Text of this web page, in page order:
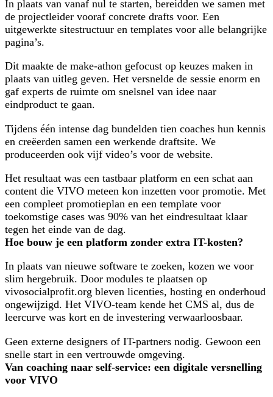
In plaats van vanaf nul te starten, bereidden we samen met
de projectleider vooraf concrete drafts voor. Een
uitgewerkte sitestructuur en templates voor alle belangrijke
pagina’s.
Dit maakte de make-athon gefocust op keuzes maken in
plaats van uitleg geven. Het versnelde de sessie enorm en
gaf experts de ruimte om snelsnel van idee naar
eindproduct te gaan.
Tijdens één intense dag bundelden tien coaches hun kennis
en creëerden samen een werkende draftsite. We
produceerden ook vijf video’s voor de website.
Het resultaat was een tastbaar platform en een schat aan
content die VIVO meteen kon inzetten voor promotie. Met
een compleet promotieplan en een template voor
toekomstige cases was 90% van het eindresultaat klaar
tegen het einde van de dag.
Hoe bouw je een platform zonder extra IT-kosten?
In plaats van nieuwe software te zoeken, kozen we voor
slim hergebruik. Door modules te plaatsen op
vivosocialprofit.org bleven licenties, hosting en onderhoud
ongewijzigd. Het VIVO-team kende het CMS al, dus de
leercurve was kort en de investering verwaarloosbaar.
Geen externe designers of IT-partners nodig. Gewoon een
snelle start in een vertrouwde omgeving.
Van coaching naar self-service: een digitale versnelling
voor VIVO